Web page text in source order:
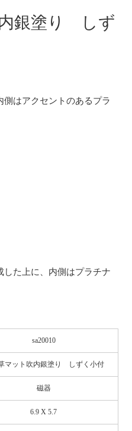
銀塗り しず
はアクセントのあるプラ
した上に、内側はプラチナ
sa20010
マット吹内銀塗り しずく小付
磁器
6.9 X 5.7